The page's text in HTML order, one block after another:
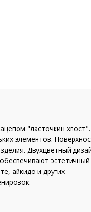
"ласточкин хвост".
элементов.
Двухцветный
эстетичный
айкидо и других